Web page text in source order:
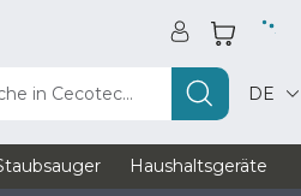
in Cecotec... DE
Haushaltsgeräte